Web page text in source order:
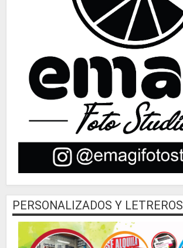
PERSONALIZADOS Y LETREROS